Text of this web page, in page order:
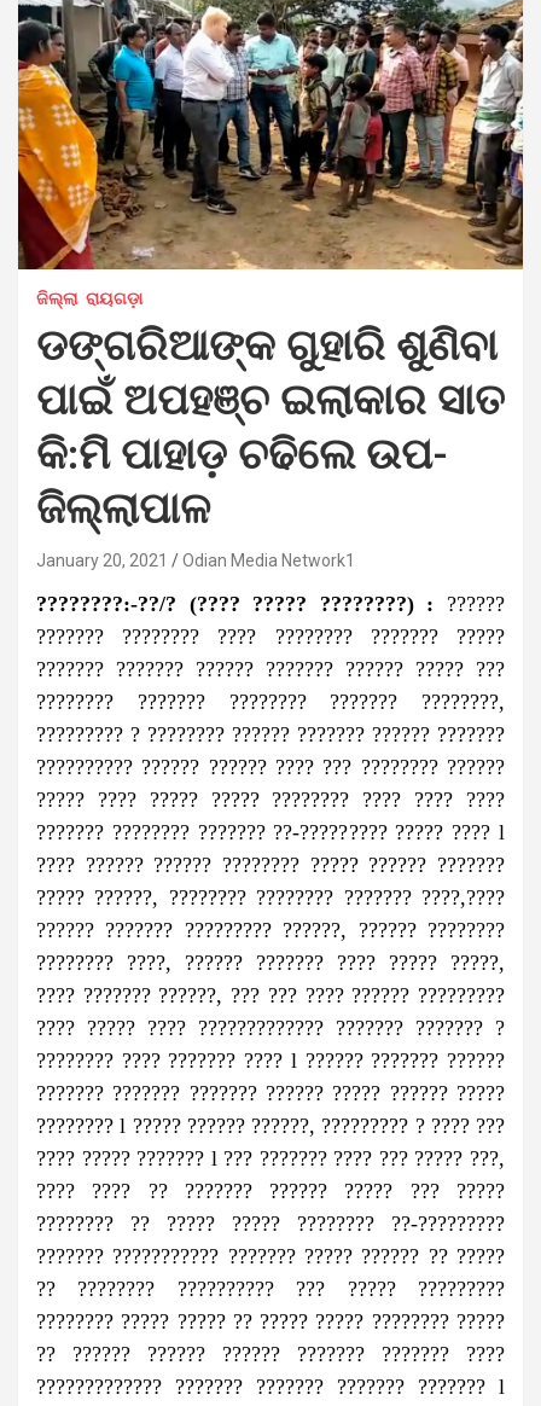
ଜିଲ୍ଲା ରାୟଗଡ଼ା
ଡଙ୍ଗରିଆଙ୍କ ଗୁହାରି ଶୁଣିବା
ପାଇଁ ଅପହଞ୍ଚ ଇଲାକାର ସାତ
କି:ମି ପାହାଡ଼ ଚଢିଲେ ଉପ-
ଜିଲ୍ଲାପାଳ
January 20, 2021 Odian Media Network1
????????:-??/? (???? ????? ????????) : ??????
??????? ???????? ???? ???????? ??????? ?????
??????? ??????? ?????? ??????? ?????? ????? ???
???????? ??????? ???????? ??????? ????????,
????????? ? ???????? ?????? ??????? ?????? ???????
?????????? ?????? ?????? ???? ??? ???????? ??????
????? ???? ????? ????? ???????? ???? ???? ????
??????? ???????? ??????? ??-????????? ????? ???? l
???? ?????? ?????? ???????? ????? ?????? ???????
????? ??????, ???????? ???????? ??????? ????,????
?????? ??????? ????????? ??????, ?????? ????????
???????? ????, ?????? ??????? ???? ????? ?????,
???? ??????? ??????, ??? ??? ???? ?????? ?????????
???? ????? ???? ????????????? ??????? ??????? ?
???????? ???? ??????? ???? l ?????? ??????? ??????
??????? ??????? ??????? ?????? ????? ?????? ?????
???????? l ????? ?????? ??????, ????????? ? ???? ???
???? ????? ??????? l ??? ??????? ???? ??? ????? ???,
???? ???? ?? ??????? ?????? ????? ??? ?????
???????? ?? ????? ????? ???????? ??-?????????
??????? ??????????? ??????? ????? ?????? ?? ?????
?? ???????? ?????????? ??? ????? ?????????
???????? ????? ????? ?? ????? ????? ???????? ?????
?? ?????? ?????? ?????? ??????? ??????? ????
????????????? ??????? ??????? ??????? ??????? l